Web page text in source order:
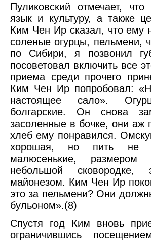
Пуликовский отмечает,
язык и культуру, а также
Ким Чен Ир сказал, что ему
соленые огурцы, пельмени,
по Сибири, я позвонил
посоветовал включить все
приема среди прочего
Ким Чен Ир попробовал:
настоящее сало».
болгарские. Он снова
засоленные в бочке, они аж
хлеб ему понравился.
хорошая, но пить не
малюсенькие,
небольшой
майонезом. Ким Чен Ир
это за пельмени? Они
бульоном».(8)
Спустя год Ким вновь
ограничившись